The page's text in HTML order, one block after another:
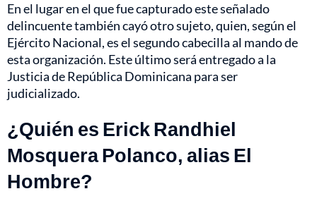
En el lugar en el que fue capturado este señalado
delincuente también cayó otro sujeto, quien, según el
Ejército Nacional, es el segundo cabecilla al mando de
esta organización. Este último será entregado a la
Justicia de República Dominicana para ser
judicializado.
¿Quién es Erick Randhiel
Mosquera Polanco, alias El
Hombre?